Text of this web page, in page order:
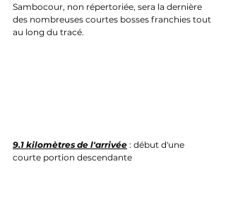
Sambocour, non répertoriée, sera la dernière
des nombreuses courtes bosses franchies tout
au long du tracé.
9.1 kilomètres de l'arrivée : début d'une
courte portion descendante